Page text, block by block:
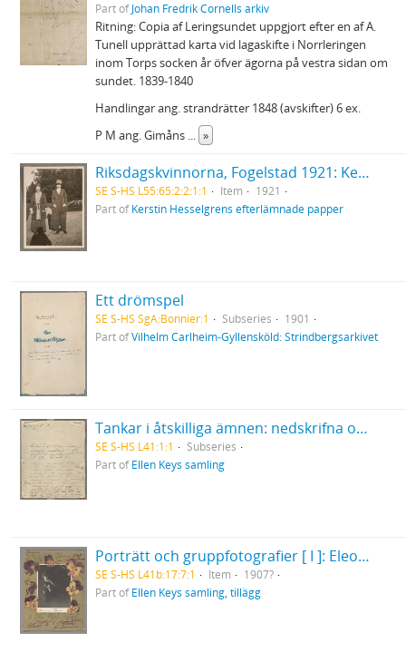
Part ofJohan Fredrik Cornells arkiv
Ritning: Copia af Leringsundet uppgjort efter en af A.
Tunell upprättad karta vid lagaskifte i Norrleringen
inom Torps socken år öfver ägorna på vestra sidan om
sundet. 1839-1840
Handlingar ang. strandrätter 1848 (avskifter) 6 ex.
P M ang. Gimåns ... »
Riksdagskvinnorna, Fogelstad 1921: Kerstin Hesselgren och Elisabeth Tamm
SE S-HS L55:65:2:2:1:1 Item
1921
Part ofKerstin Hesselgrens efterlämnade papper
Ett drömspel
SE S-HS SgA:Bonnier:1 Subseries
1901
Part ofVilhelm Carlheim-Gyllensköld: Strindbergsarkivet
Tankar i åtskilliga ämnen: nedskrifna omedelbarligen efter ögonblickets ingifvelse, endast för att blifva af med dem. Skrifna under de sista 3 åren, men här inskrifna våren 1868... .
SE S-HS L41:1:1
Subseries
Part ofEllen Keys samling
Porträtt och gruppfotografier [ I ]: Eleonora Duse
SE S-HS L41b:17:7:1 Item
1907?
Part ofEllen Keys samling, tillägg